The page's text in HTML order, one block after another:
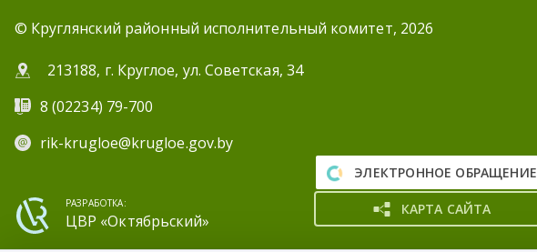
© Круглянский районный исполнительный комитет, 2026
213188, г. Круглое, ул. Советская, 34
8 (02234) 79-700
rik-krugloe@krugloe.gov.by
ЭЛЕКТРОННОЕ ОБРАЩЕНИЕ
КАРТА САЙТА
РАЗРАБОТКА:
ЦВР «Октябрьский»